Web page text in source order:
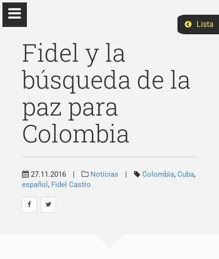
Elizabeth Ruano
Ph.D Ciências Sociais
Início
Eventos
Pesquisa
Lista
Fidel y la
búsqueda de la
paz para
Colombia
27.11.2016 | Notícias | Colombia, Cuba,
español , Fidel Castro